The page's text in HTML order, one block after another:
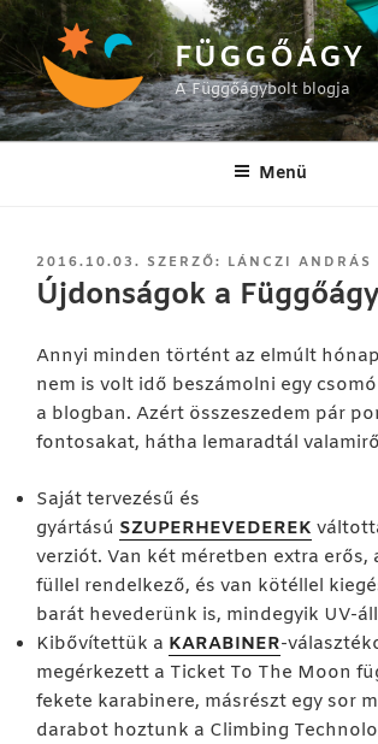
Tartalomhoz
FÜGGŐÁGY
A Függőágybolt blogja
Menü
BEKÜLDVE:
2016.10.03. SZERZŐ: LÁNCZI ANDRÁS
Újdonságok a
Annyi minden történt az elmúlt
nem is volt idő beszámolni egy
a blogban. Azért összeszedem pár
fontosakat, hátha lemaradtál
Saját tervezésű és
gyártású SZUPERHEVEDEREK
verziót. Van két méretben extra erős,
füllel rendelkező, és van kötéllel
barát hevederünk is, mindegyik UV-
Kibővítettük a KARABINER-
megérkezett a Ticket To The Moon
fekete karabinere, másrészt egy sor
darabot hoztunk a Climbing